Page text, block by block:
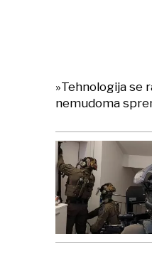
»Tehnologija se
nemudoma